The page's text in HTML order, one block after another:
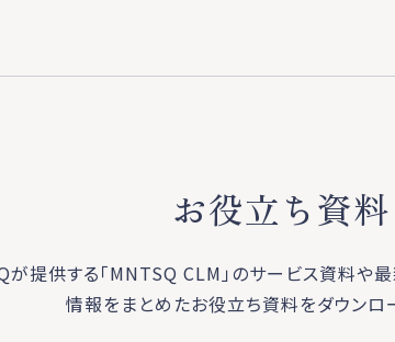
お役立ち資料
が提供する「MNTSQ CLM」のサービス資料や
情報をまとめたお役立ち資料をダウンロ